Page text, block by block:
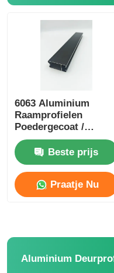
Over ons
Fabriekstocht
Neem contact met
Nieuws
Offerte Aanvragen
6063 Aluminium
Raamprofielen
Poedergecoat /
Geanodiseerde
Aluminium Profielen
Fabrikant
Beste prijs
Praatje Nu
Aluminium